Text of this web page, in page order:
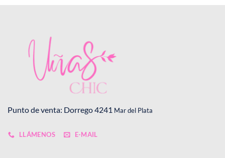
Punto de venta: Dorrego 4241 Mar del Plata
LLÁMENOS E-MAIL